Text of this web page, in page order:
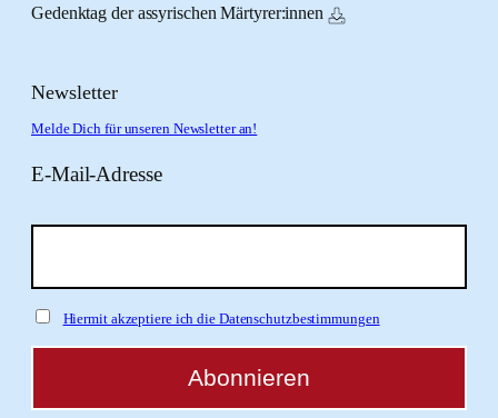
Gedenktag der assyrischen Märtyrer:innen
Newsletter
Melde Dich für unseren Newsletter an!
E-Mail-Adresse
Hiermit akzeptiere ich die Datenschutzbestimmungen